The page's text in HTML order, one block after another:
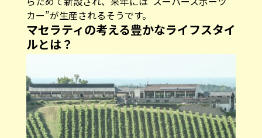
カー”が生産されるそうです。
マセラティの考える豊かなライフスタイ
ルとは？